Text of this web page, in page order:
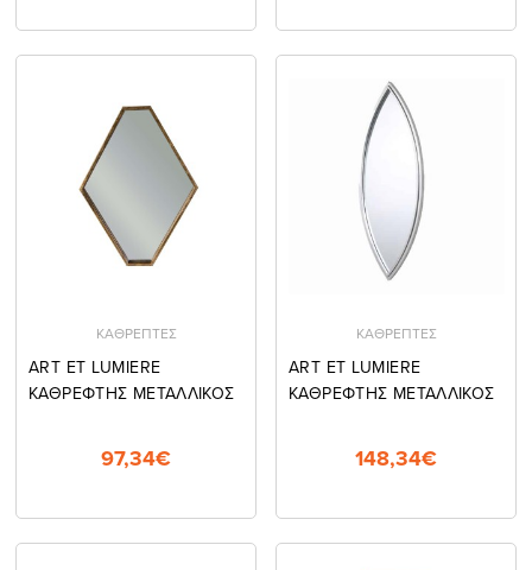
ΚΑΘΡΕΠΤΕΣ
ART ET LUMIERE
ΚΑΘΡΕΦΤΗΣ ΜΕΤΑΛΛΙΚΟΣ
97,34€
ΚΑΘΡΕΠΤΕΣ
ART ET LUMIERE
ΚΑΘΡΕΦΤΗΣ ΜΕΤΑΛΛΙΚΟΣ
148,34€